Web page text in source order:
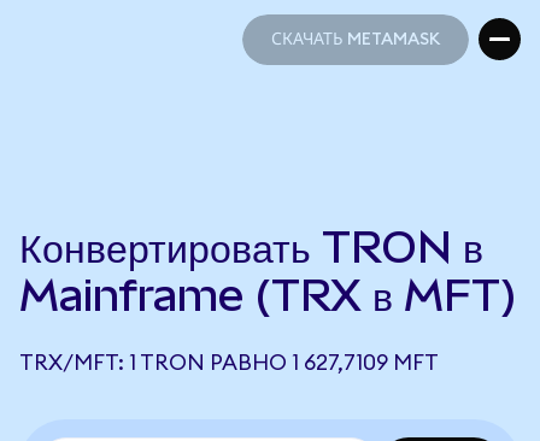
СКАЧАТЬ METAMASK
Конвертировать TRON в
Mainframe (TRX в MFT)
TRX/MFT: 1 TRON РАВНО 1 627,7109 MFT